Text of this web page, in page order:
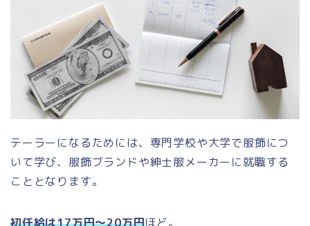
テーラーになるためには、専門学校や大学で服飾につ
いて学び、服飾ブランドや紳士服メーカーに就職する
こととなります。
初任給は17万円～20万円ほど。